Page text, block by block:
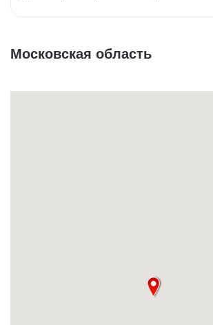
Московская область